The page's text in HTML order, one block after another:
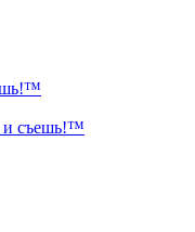
и съешь!™